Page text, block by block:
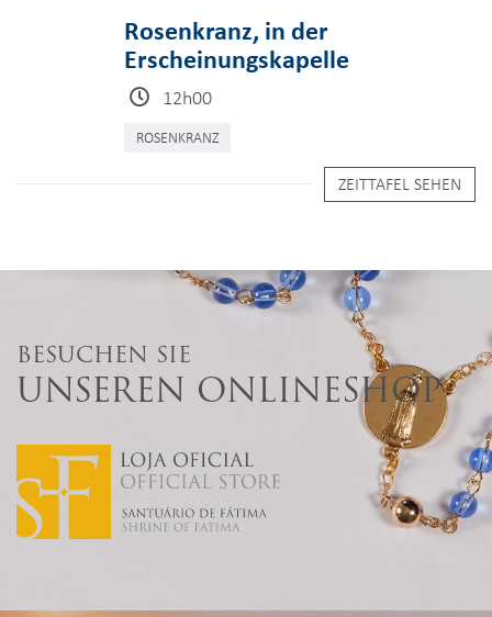
Rosenkranz, in der
Erscheinungskapelle
12h00
ROSENKRANZ
ZEITTAFEL SEHEN
BESUCHEN SIE
UNSEREN ONLINESHOP